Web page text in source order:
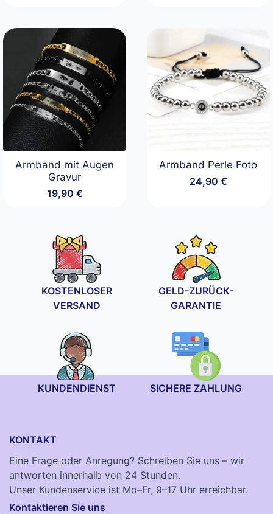
Armband mit Augen
Gravur
19,90 €
Armband Perle Foto
24,90 €
KOSTENLOSER
VERSAND
GELD-ZURÜCK-
GARANTIE
KUNDENDIENST SICHERE ZAHLUNG
KONTAKT
Eine Frage oder Anregung? Schreiben Sie uns – wir
antworten innerhalb von 24 Stunden.
Unser Kundenservice ist Mo–Fr, 9–17 Uhr erreichbar.
Kontaktieren Sie uns